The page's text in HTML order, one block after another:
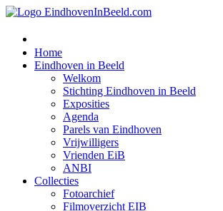
Home
Eindhoven in Beeld
Welkom
Stichting Eindhoven in Beeld
Exposities
Agenda
Parels van Eindhoven
Vrijwilligers
Vrienden EiB
ANBI
Collecties
Fotoarchief
Filmoverzicht EIB